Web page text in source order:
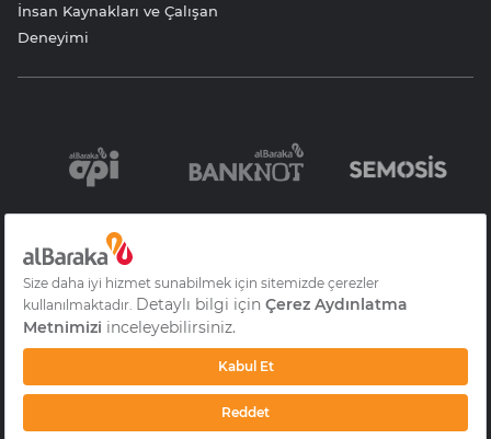
İnsan Kaynakları ve Çalışan
Deneyimi
Bilgi Toplumu
Hizmetleri
Sözleşme ve
Formlar
KVKK Aydınlatma
Metni